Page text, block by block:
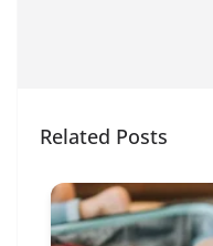
Related Posts